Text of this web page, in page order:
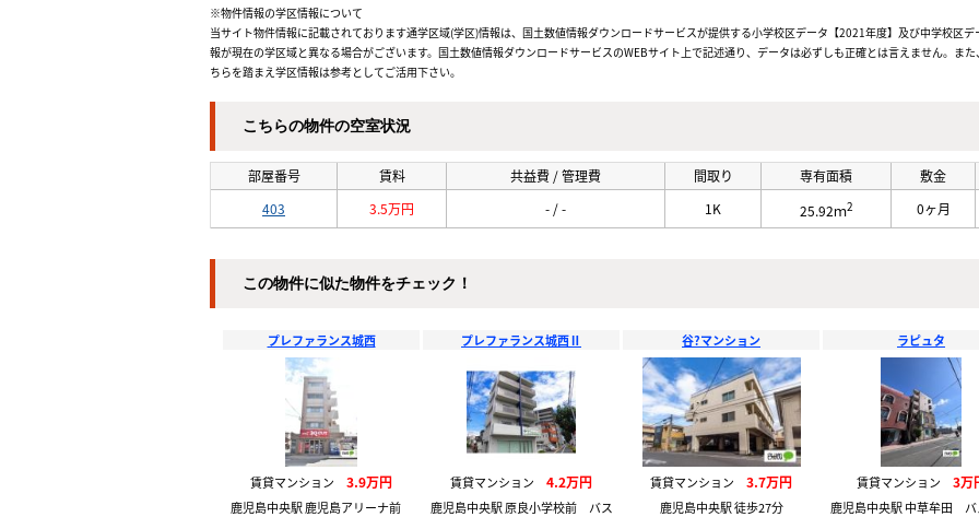
※物件情報の学区情報について
当サイト物件情報に記載されております通学区域(学区)情報は、国土数値情報ダウンロードサービスが提供する小学校区データ【2021年度】及び中学校区
報が現在の学区域と異なる場合がございます。国土数値情報ダウンロードサービスのWEBサイト上で記述通り、データは必ずしも正確とは言えません。ま
ちらを踏まえ学区情報は参考としてご活用下さい。
こちらの物件の空室状況
部屋番号 賃料 共益費 / 管理費 間取り 専有面積
敷金
403
3.5万円 - / - 1K 25.92ｍ2 0ヶ月
この物件に似た物件をチェック！
プレファランス城西
賃貸マンション 3.9万円
鹿児島中央駅 鹿児島アリーナ前
プレファランス城西Ⅱ
賃貸マンション 4.2万円
鹿児島中央駅 原良小学校前 バス
谷?マンション
賃貸マンション 3.7万円
鹿児島中央駅 徒歩27分
ラピュタ
賃貸マンション 3万
鹿児島中央駅 中草牟田 バ